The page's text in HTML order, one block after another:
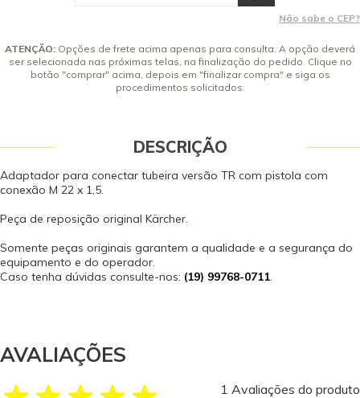
9x de R$ 25,40 sem juros
Não sabe o CEP?
ATENÇÃO: Opções de frete acima apenas para consulta. A opção deverá
ser selecionada nas próximas telas, na finalização do pedido. Clique no
botão "comprar" acima, depois em "finalizar compra" e siga os
procedimentos solicitados.
DESCRIÇÃO
Adaptador para conectar tubeira versão TR com pistola com
conexão M 22 x 1,5.
Peça de reposição original Kärcher.
Somente peças originais garantem a qualidade e a segurança do
equipamento e do operador.
Caso tenha dúvidas consulte-nos: (19) 99768-0711.
AVALIAÇÕES
1 Avaliações do produto